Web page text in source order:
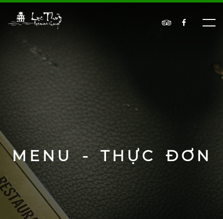
MENU - THỰC ĐƠN